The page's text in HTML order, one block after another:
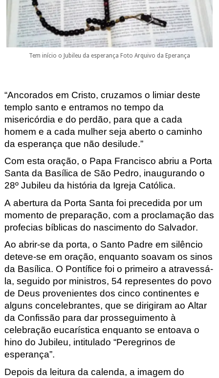
Tem início o Jubileu da esperança Foto Arquivo da Eperança
“Ancorados em Cristo, cruzamos o limiar deste
templo santo e entramos no tempo da
misericórdia e do perdão, para que a cada
homem e a cada mulher seja aberto o caminho
da esperança que não desilude.”
Com esta oração, o Papa Francisco abriu a Porta
Santa da Basílica de São Pedro, inaugurando o
28º Jubileu da história da Igreja Católica.
A abertura da Porta Santa foi precedida por um
momento de preparação, com a proclamação das
profecias bíblicas do nascimento do Salvador.
Ao abrir-se da porta, o Santo Padre em silêncio
deteve-se em oração, enquanto soavam os sinos
da Basílica. O Pontífice foi o primeiro a atravessá-
la, seguido por ministros, 54 representes do povo
de Deus provenientes dos cinco continentes e
alguns concelebrantes, que se dirigiram ao Altar
da Confissão para dar prosseguimento à
celebração eucarística enquanto se entoava o
hino do Jubileu, intitulado “Peregrinos de
esperança”.
Depois da leitura da calenda, a imagem do